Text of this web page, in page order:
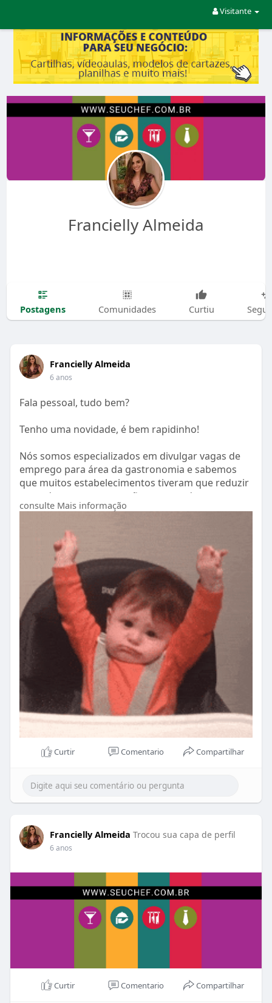
Visitante
Francielly Almeida
Postagens Comunidades Curtiu
Francielly Almeida
6 anos
Fala pessoal, tudo bem?
Tenho uma novidade, é bem rapidinho!
Nós somos especializados em divulgar vagas de
emprego para área da gastronomia e sabemos
que muitos estabelecimentos tiveram que reduzir
o quadro, mas agora estão retomando as
atividades.
E para ajudar nesse período estamos oferecendo
nosso serviço totalmente grátis, mas é por tempo
limitado hein ☺
Se já tiver alguma vaga acesse
https://www.seuchef.com.br/
Também podemos ajudar pelo whatsapp 11 99411
1158 caso tenha dúvidas
Abraços,
consulte Mais informação
Curtir Comentario Compartilhar
Francielly Almeida Trocou sua capa de perfil
6 anos
Curtir Comentario Compartilhar